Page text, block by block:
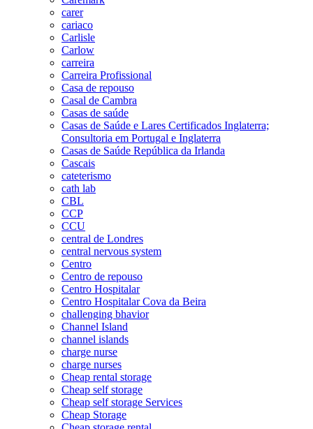
carer
cariaco
Carlisle
Carlow
carreira
Carreira Profissional
Casa de repouso
Casal de Cambra
Casas de saúde
Casas de Saúde e Lares Certificados Inglaterra;
Consultoria em Portugal e Inglaterra
Casas de Saúde República da Irlanda
Cascais
cateterismo
cath lab
CBL
CCP
CCU
central de Londres
central nervous system
Centro
Centro de repouso
Centro Hospitalar
Centro Hospitalar Cova da Beira
challenging bhavior
Channel Island
channel islands
charge nurse
charge nurses
Cheap rental storage
Cheap self storage
Cheap self storage Services
Cheap Storage